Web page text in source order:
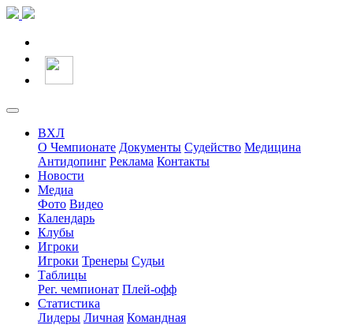
ВХЛ
О Чемпионате Документы Судейство Медицина
Антидопинг Реклама Контакты
Новости
Медиа
Фото Видео
Календарь
Клубы
Игроки
Игроки Тренеры Судьи
Таблицы
Рег. чемпионат Плей-офф
Статистика
Лидеры Личная Командная